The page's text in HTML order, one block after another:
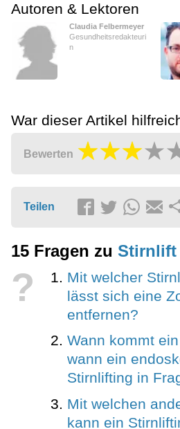
Autoren & Lektoren
Claudia Felbermeyer
Gesundheitsredakteuri
n
War dieser Artikel
Bewerten
Teilen
15 Fragen zu Stirnlift
?
Mit welcher
lässt sich eine
entfernen?
Wann kommt
wann ein
Stirnlifting in
Mit welchen
kann ein